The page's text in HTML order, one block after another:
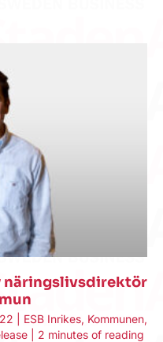
näringslivsdirektör
ESB Inrikes, Kommunen,
2 minutes of reading